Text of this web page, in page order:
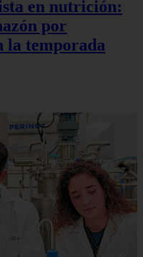
en nutrición:
por
la temporada